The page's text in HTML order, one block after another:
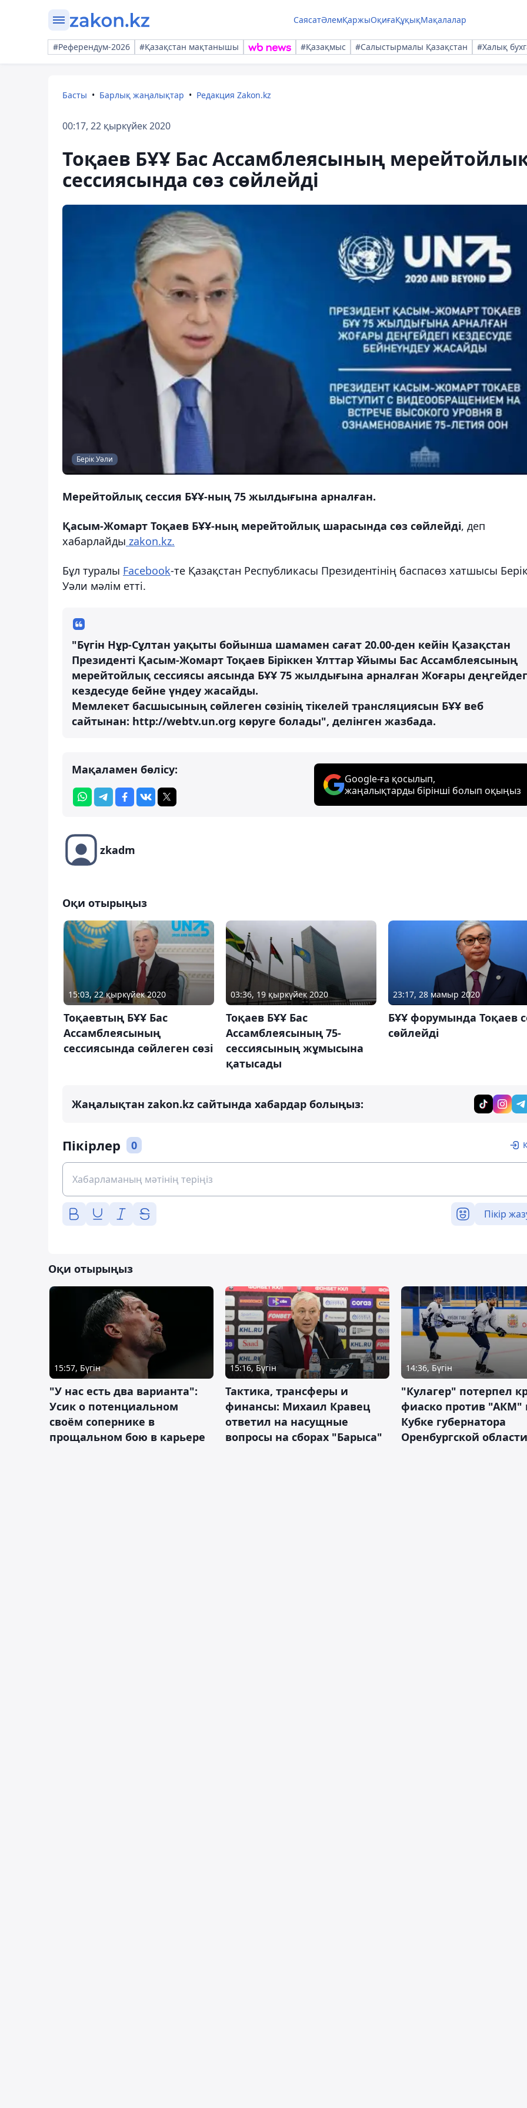
СаясатӘлемҚаржыОқиғаҚұқықМақалалар
#Референдум-2026 #Қазақстан мақтанышы #Қазақмыс #Салыстырмалы Қазақстан #Халық
Басты Барлық жаңалықтар Редакция Zakon.kz
00:17, 22 қыркүйек 2020
Тоқаев БҰҰ Бас Ассамблеясының
сессиясында сөз сөйлейді
Берік Уәли
Мерейтойлық сессия БҰҰ-ның 75 жылдығына арналған.
Қасым-Жомарт Тоқаев БҰҰ-ның мерейтойлық шарасында сөз сөйлейді, деп
хабарлайды zakon.kz.
Бұл туралы Facebook-те Қазақстан Республикасы Президентінің баспасөз хатшысы
Уәли мәлім етті.
"Бүгін Нұр-Сұлтан уақыты бойынша шамамен сағат 20.00-ден кейін Қазақстан
Президенті Қасым-Жомарт Тоқаев Біріккен Ұлттар Ұйымы Бас Ассамблеясының
мерейтойлық сессиясы аясында БҰҰ 75 жылдығына арналған Жоғары
кездесуде бейне үндеу жасайды.
Мемлекет басшысының сөйлеген сөзінің тікелей трансляциясын БҰҰ веб
сайтынан: http://webtv.un.org көруге болады", делінген жазбада.
Мақаламен бөлісу:
Google-ға қосылып,
жаңалықтарды бірінші болып оқыңыз
zkadm
Оқи отырыңыз
15:03, 22 қыркүйек 2020
Тоқаевтың БҰҰ Бас
Ассамблеясының
сессиясында сөйлеген сөзі
03:36, 19 қыркүйек 2020
Тоқаев БҰҰ Бас
Ассамблеясының 75-
сессиясының жұмысына
қатысады
23:17, 28 мамыр 2020
БҰҰ форумында Тоқаев
сөйлейді
Жаңалықтан zakon.kz сайтында хабардар болыңыз:
Пікірлер 0
Пікір
Оқи отырыңыз
15:57, Бүгін
"У нас есть два варианта":
Усик о потенциальном
своём сопернике в
прощальном бою в карьере
15:16, Бүгін
Тактика, трансферы и
финансы: Михаил Кравец
ответил на насущные
вопросы на сборах "Барыса"
14:36, Бүгін
"Кулагер" потерпел
фиаско против "АКМ"
Кубке губернатора
Оренбургской области